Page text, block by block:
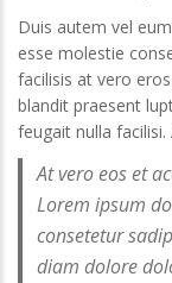
Duis autem vel
esse molestie
facilisis at vero
blandit praesent
feugait nulla
At vero eos et
Lorem ipsum
consetetur
diam dolore
6, 2024
Х Казино
– Играйте
6, 2024